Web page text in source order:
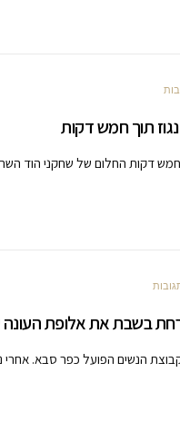
תוך חמש דקות
חמש דקות החלום של שחקני הוד
בשבת את אלופת
הנשים הפועל כפר סבא. אחרי